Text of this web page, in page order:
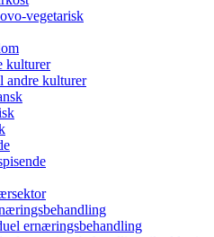
vegetarisk
kulturer
andre kulturer
ernæringsbehandling